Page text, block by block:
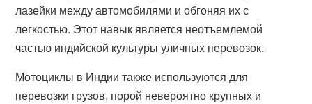
лазейки между автомобилями и обгоняя их с
легкостью. Этот навык является неотъемлемой
частью индийской культуры уличных перевозок.
Мотоциклы в Индии также используются для
перевозки грузов, порой невероятно крупных и